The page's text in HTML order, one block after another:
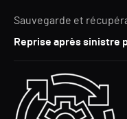
Sauvegarde et
Reprise après sinistre